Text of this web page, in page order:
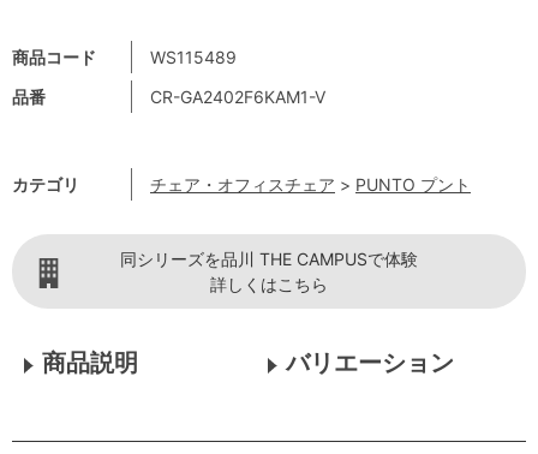
商品コード
WS115489
品番
CR-GA2402F6KAM1-V
カテゴリ チェア・オフィスチェア > PUNTO プント
同シリーズを品川 THE CAMPUSで体験
詳しくはこちら
商品説明 バリエーション